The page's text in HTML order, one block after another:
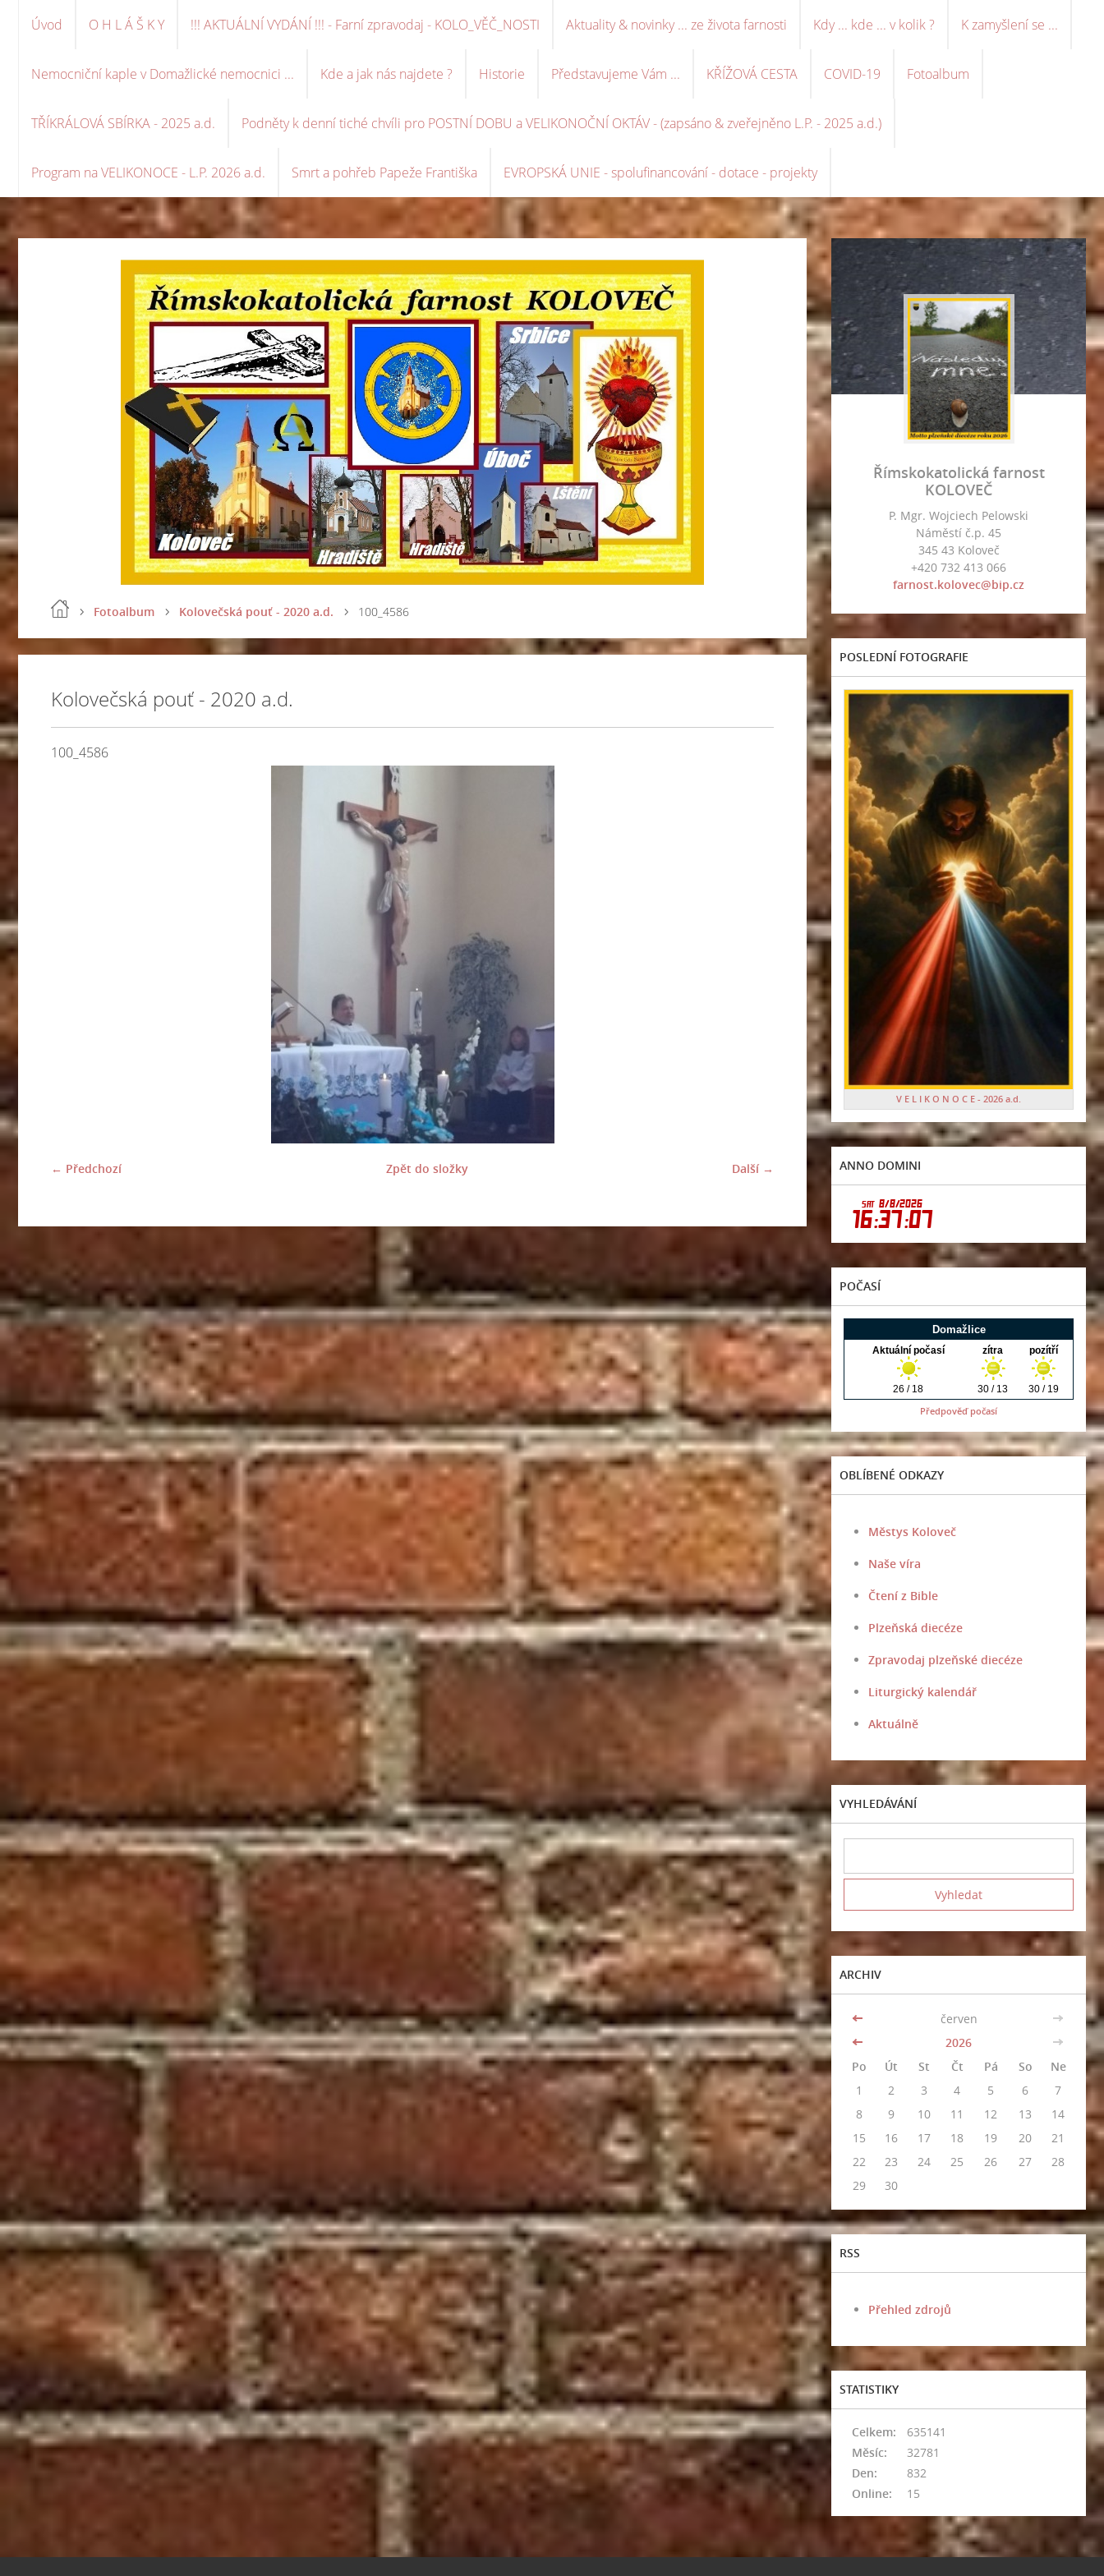
Úvod O H L Á Š K Y !!! AKTUÁLNÍ VYDÁNÍ !!! - Farní zpravodaj - KOLO_VĚČ_NOSTI Aktuality & novinky ... ze života farnosti Kdy ... kde ... v kolik ? K zamyšlení se ...
Nemocniční kaple v Domažlické nemocnici ... Kde a jak nás najdete ? Historie Představujeme Vám ... KŘÍŽOVÁ CESTA COVID-19 Fotoalbum
TŘÍKRÁLOVÁ SBÍRKA - 2025 a.d. Podněty k denní tiché chvíli pro POSTNÍ DOBU a VELIKONOČNÍ OKTÁV - (zapsáno & zveřejněno L.P. - 2025 a.d.)
Program na VELIKONOCE - L.P. 2026 a.d. Smrt a pohřeb Papeže Františka EVROPSKÁ UNIE - spolufinancování - dotace - projekty
Fotoalbum Kolovečská pouť - 2020 a.d. 100_4586
Kolovečská pouť - 2020 a.d.
100_4586
← Předchozí Další →
Zpět do složky
Římskokatolická farnost
KOLOVEČ
P. Mgr. Wojciech Pelowski
Náměstí č.p. 45
345 43 Koloveč
+420 732 413 066
farnost.kolovec@bip.cz
POSLEDNÍ FOTOGRAFIE
V E L I K O N O C E - 2026 a.d.
ANNO DOMINI
POČASÍ
Předpověď počasí
OBLÍBENÉ ODKAZY
Městys Koloveč
Naše víra
Čtení z Bible
Plzeňská diecéze
Zpravodaj plzeňské diecéze
Liturgický kalendář
Aktuálně
VYHLEDÁVÁNÍ
ARCHIV
<< červen
>>
<<
2026
>>
Po
Út St Čt Pá So
Ne
1
2 3 4 5 6
7
8
9 10 11 12 13
14
15
16 17 18 19 20
21
22
23 24 25 26 27
28
29
30
RSS
Přehled zdrojů
STATISTIKY
Online: 15
Celkem:
635141
Měsíc:
32781
Den:
832